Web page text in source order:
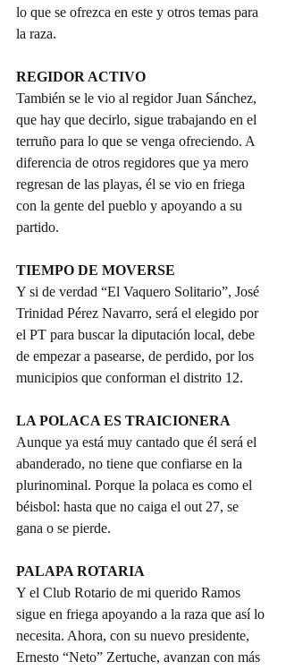
lo que se ofrezca en este y otros temas para
la raza.
REGIDOR ACTIVO
También se le vio al regidor Juan Sánchez,
que hay que decirlo, sigue trabajando en el
terruño para lo que se venga ofreciendo. A
diferencia de otros regidores que ya mero
regresan de las playas, él se vio en friega
con la gente del pueblo y apoyando a su
partido.
TIEMPO DE MOVERSE
Y si de verdad “El Vaquero Solitario”, José
Trinidad Pérez Navarro, será el elegido por
el PT para buscar la diputación local, debe
de empezar a pasearse, de perdido, por los
municipios que conforman el distrito 12.
LA POLACA ES TRAICIONERA
Aunque ya está muy cantado que él será el
abanderado, no tiene que confiarse en la
plurinominal. Porque la polaca es como el
béisbol: hasta que no caiga el out 27, se
gana o se pierde.
PALAPA ROTARIA
Y el Club Rotario de mi querido Ramos
sigue en friega apoyando a la raza que así lo
necesita. Ahora, con su nuevo presidente,
Ernesto “Neto” Zertuche, avanzan con más